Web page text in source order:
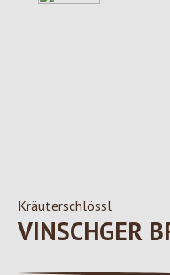
Kräuterschlössl
VINSCHGER